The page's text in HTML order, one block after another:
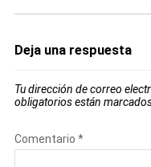
Deja una respuesta
Tu dirección de correo
obligatorios están
Comentario *